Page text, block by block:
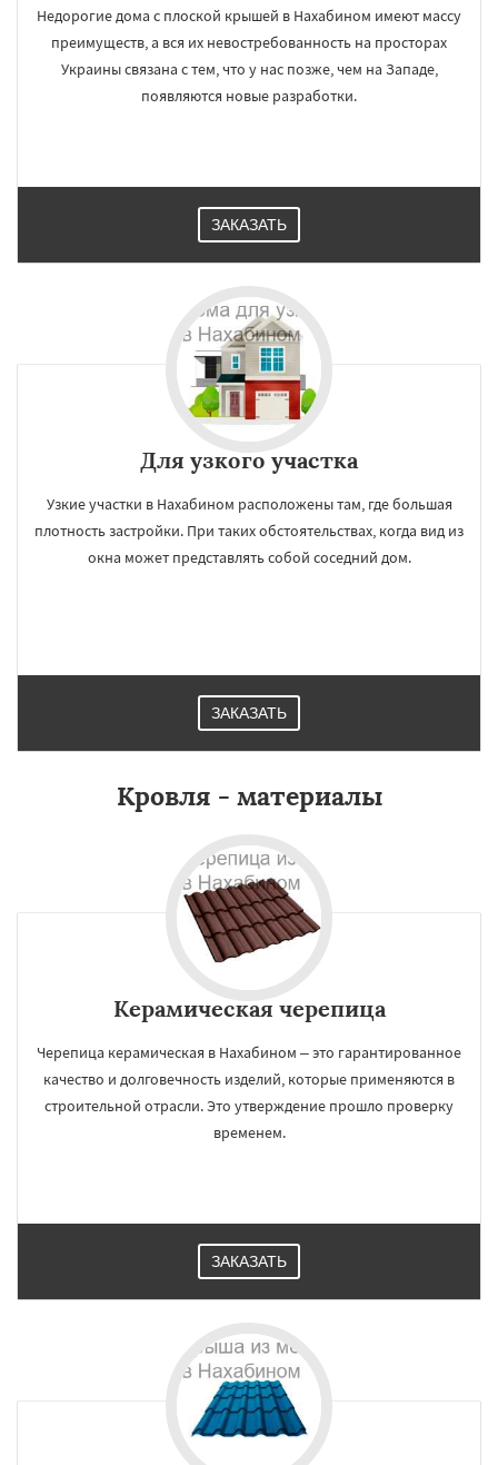
Недорогие дома с плоской крышей в Нахабином имеют массу
преимуществ, а вся их невостребованность на просторах
Украины связана с тем, что у нас позже, чем на Западе,
появляются новые разработки.
ЗАКАЗАТЬ
Для узкого участка
Узкие участки в Нахабином расположены там, где большая
плотность застройки. При таких обстоятельствах, когда вид из
окна может представлять собой соседний дом.
ЗАКАЗАТЬ
Кровля - материалы
Керамическая черепица
Черепица керамическая в Нахабином – это гарантированное
качество и долговечность изделий, которые применяются в
строительной отрасли. Это утверждение прошло проверку
временем.
ЗАКАЗАТЬ